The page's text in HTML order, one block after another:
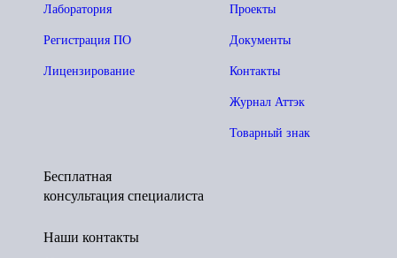
Проекты
Документы
Контакты
Журнал Аттэк
Товарный знак
Лаборатория
Регистрация ПО
Лицензирование
Бесплатная
консультация специалиста
Наши контакты